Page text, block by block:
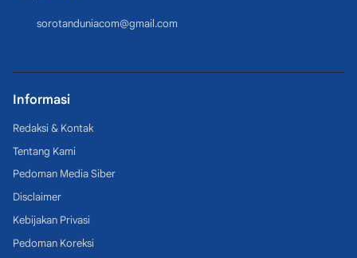
sorotanduniacom@gmail.com
Informasi
Redaksi & Kontak
Tentang Kami
Pedoman Media Siber
Disclaimer
Kebijakan Privasi
Pedoman Koreksi